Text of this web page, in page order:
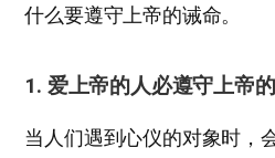
什么要遵守上帝的诫命。
1. 爱上帝的人必遵守上帝的
当人们遇到心仪的对象时，